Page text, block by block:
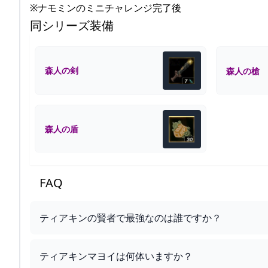
※ナモミンのミニチャレンジ完了後
同シリーズ装備
森人の剣 森人の槍
森人の盾
FAQ
ティアキンの賢者で最強なのは誰ですか？
ティアキンマヨイは何体いますか？